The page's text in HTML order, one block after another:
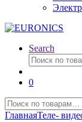
Search
Искать:
0
Искать:
ГлавнаяТеле-